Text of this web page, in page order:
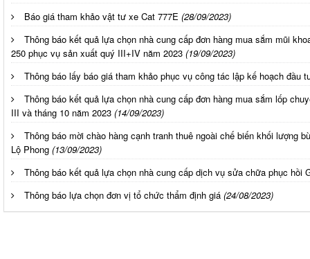
Báo giá tham khảo vật tư xe Cat 777E (28/09/2023)
Thông báo kết quả lựa chọn nhà cung cấp đơn hàng mua sắm mũi
250 phục vụ sản xuất quý III+IV năm 2023 (19/09/2023)
Thông báo lấy báo giá tham khảo phục vụ công tác lập kế hoạch đầu
Thông báo kết quả lựa chọn nhà cung cấp đơn hàng mua sắm lốp
III và tháng 10 năm 2023 (14/09/2023)
Thông báo mời chào hàng cạnh tranh thuê ngoài chế biến khối lượng
Lộ Phong (13/09/2023)
Thông báo kết quả lựa chọn nhà cung cấp dịch vụ sửa chữa phục hồi
Thông báo lựa chọn đơn vị tổ chức thẩm định giá (24/08/2023)